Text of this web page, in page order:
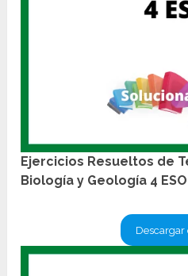
Ejercicios Resueltos de
Biología y Geología 4 ESO
Descargar